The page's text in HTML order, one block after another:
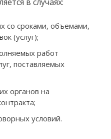
со сроками, объемами,
(услуг);
работ
поставляемых
органов на
условий.